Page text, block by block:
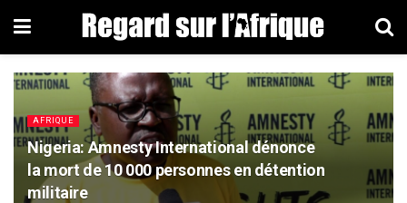
AFRIQUE
Nigeria: Amnesty International dénonce
la mort de 10 000 personnes en détention
militaire